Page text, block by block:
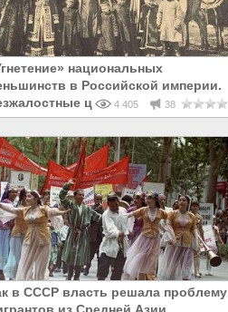
национальных
в Российской империи.
цифры
4 405 38
в СССР власть решала проблему